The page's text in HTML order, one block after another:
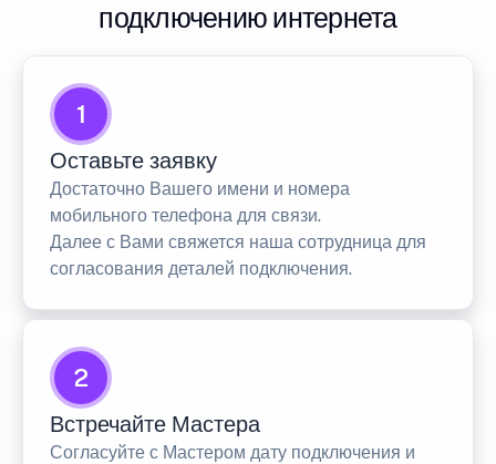
подключению интернета
1
Оставьте заявку
Достаточно Вашего имени и номера
мобильного телефона для связи.
Далее с Вами свяжется наша сотрудница для
согласования деталей подключения.
2
Встречайте Мастера
Согласуйте с Мастером дату подключения и